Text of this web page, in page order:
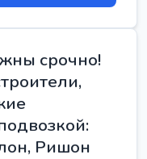
срочно!
Ришон